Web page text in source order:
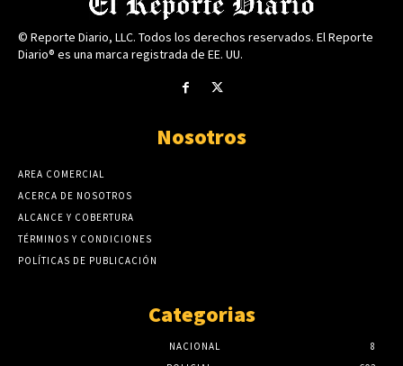
© Reporte Diario, LLC. Todos los derechos reservados. El Reporte
Diario® es una marca registrada de EE. UU.
Nosotros
AREA COMERCIAL
ACERCA DE NOSOTROS
ALCANCE Y COBERTURA
TÉRMINOS Y CONDICIONES
POLÍTICAS DE PUBLICACIÓN
Categorias
NACIONAL
8